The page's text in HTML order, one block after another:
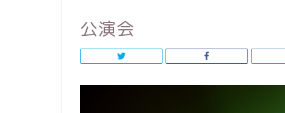
公演会